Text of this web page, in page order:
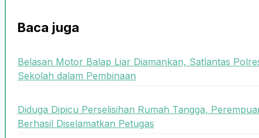
Baca juga
Belasan Motor Balap Liar Diamankan, Satlantas
Sekolah dalam Pembinaan
Diduga Dipicu Perselisihan Rumah Tangga,
Berhasil Diselamatkan Petugas